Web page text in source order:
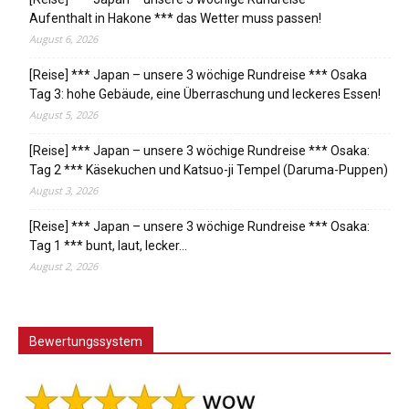
Aufenthalt in Hakone *** das Wetter muss passen!
August 6, 2026
[Reise] *** Japan – unsere 3 wöchige Rundreise *** Osaka
Tag 3: hohe Gebäude, eine Überraschung und leckeres Essen!
August 5, 2026
[Reise] *** Japan – unsere 3 wöchige Rundreise *** Osaka:
Tag 2 *** Käsekuchen und Katsuo-ji Tempel (Daruma-Puppen)
August 3, 2026
[Reise] *** Japan – unsere 3 wöchige Rundreise *** Osaka:
Tag 1 *** bunt, laut, lecker…
August 2, 2026
Bewertungssystem